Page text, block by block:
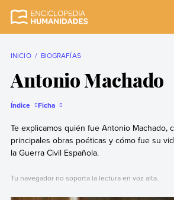
completa y más
INICIO BIOGRAFÍAS
Antonio Machado
Índice Ficha
Te explicamos quién fue Antonio Machado,
principales obras poéticas y cómo fue su
la Guerra Civil Española.
Tu navegador no soporta la lectura en voz alta.